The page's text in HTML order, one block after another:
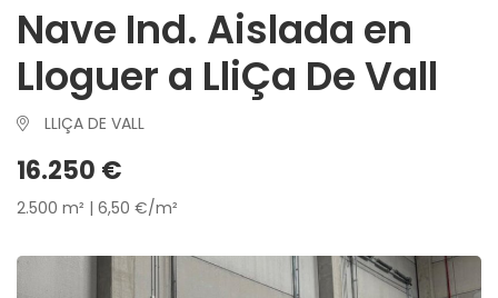
Nave Ind. Aislada en
Lloguer a LliÇa De Vall
LLIÇA DE VALL
16.250 €
2.500 m² | 6,50 €/m²